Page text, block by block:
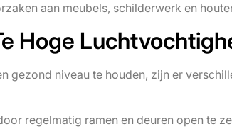
aan meubels, schilderwerk en
Hoge
gezond niveau te houden, zijn er
regelmatig ramen en deuren open te